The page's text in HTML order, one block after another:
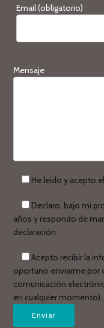
Email (obligatorio)
Mensaje
He leído y acepto
Declaro, bajo mi
años y respondo de
declaración.
Acepto recibir la
oportuno enviarme por
comunicación
en cualquier momento).